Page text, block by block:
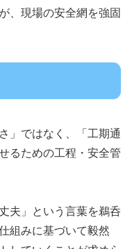
、現場の安全網を強固
」ではなく、「工期通
るための工程・安全管
夫」という言葉を鵜呑
組みに基づいて毅然